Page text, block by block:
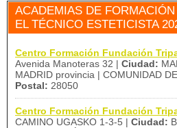
ACADEMIAS DE
EL TÉCNICO ESTETICISTA
Centro Formación Fundación
Avenida Manoteras 32 | Ciudad:
MADRID provincia | COMUNIDAD
Postal: 28050
Centro Formación Fundación
CAMINO UGASKO 1-3-5 | Ciudad: